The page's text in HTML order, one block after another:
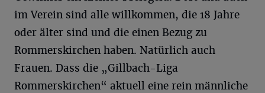
im Verein sind alle willkommen, die 18 Jahre
oder älter sind und die einen Bezug zu
Rommerskirchen haben. Natürlich auch
Frauen. Dass die „Gillbach-Liga
Rommerskirchen“ aktuell eine rein männliche